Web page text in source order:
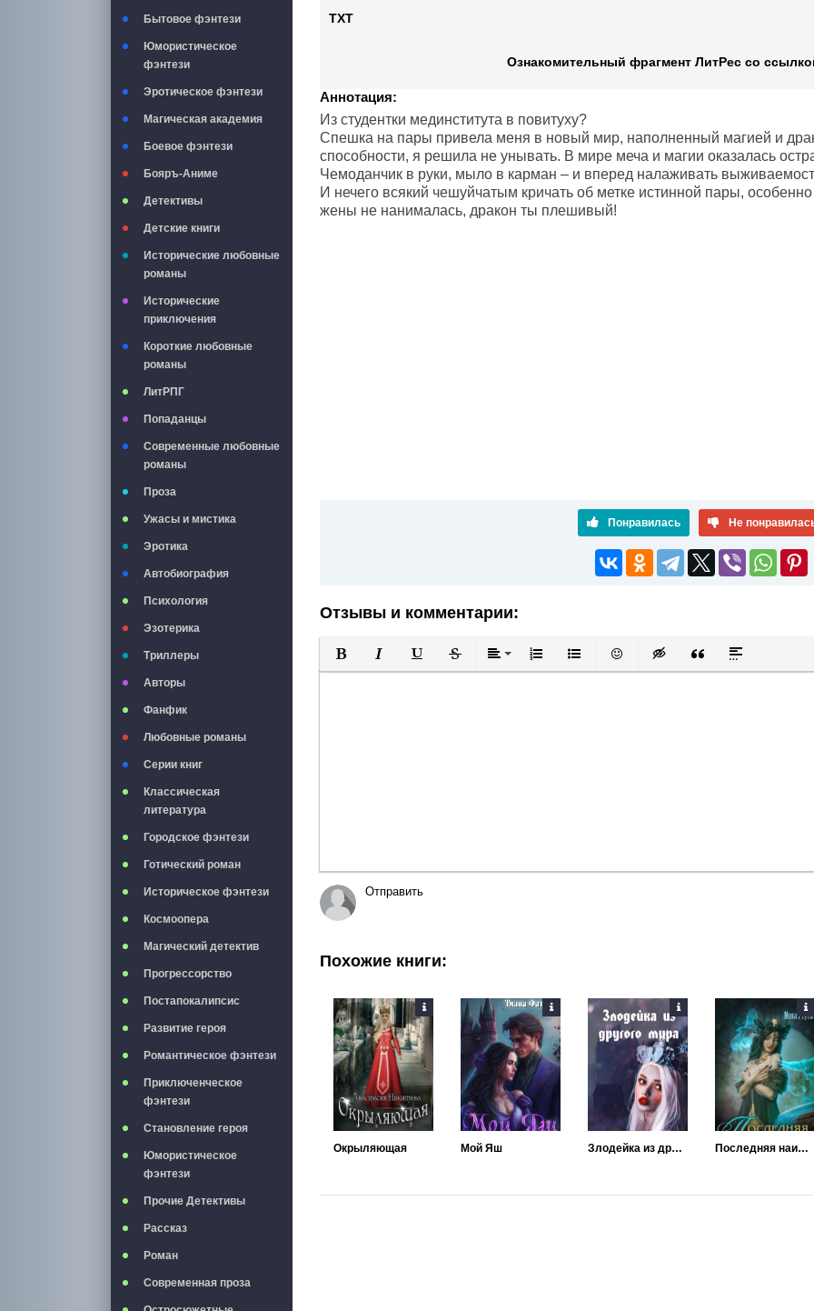
Бытовое фэнтези
Юмористическое
фэнтези
Эротическое фэнтези
Магическая академия
Боевое фэнтези
Бояръ-Аниме
Детективы
Детские книги
Исторические любовные
романы
Исторические
приключения
Короткие любовные
романы
ЛитРПГ
Попаданцы
Современные любовные
романы
Проза
Ужасы и мистика
Эротика
Автобиография
Психология
Эзотерика
Триллеры
Авторы
Фанфик
Любовные романы
Серии книг
Классическая
литература
Городское фэнтези
Готический роман
Историческое фэнтези
Космоопера
Магический детектив
Прогрессорство
Постапокалипсис
Развитие героя
Романтическое фэнтези
Приключенческое
фэнтези
Становление героя
Юмористическое
фэнтези
Прочие Детективы
Рассказ
Роман
Современная проза
TXT
Ознакомительный фрагмент ЛитРес со
Аннотация:
Из студентки мединститута в повитуху?
Спешка на пары привела меня в новый мир, наполненный магией и
способности, я решила не унывать. В мире меча и магии оказалась
Чемоданчик в руки, мыло в карман – и вперед налаживать
И нечего всякий чешуйчатым кричать об метке истинной пары,
жены не нанималась, дракон ты плешивый!
Понравилась Не
Отзывы и комментарии:
Полужирный
КурсивПодчеркнутый
ЗачеркнутыйВыравнивание
Нумерованный список
Маркированный список
Вставить смайлик
Вставка скрытого текста
Вставка цитаты
Вставка
Отправить
Похожие книги:
Окрыляющая Мой Яш Злодейка из другого мира Последняя наира проклятого королевства